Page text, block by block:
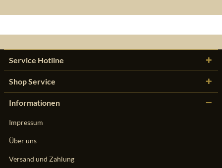
Service Hotline
Shop Service
Informationen
Impressum
Über uns
Versand und Zahlung